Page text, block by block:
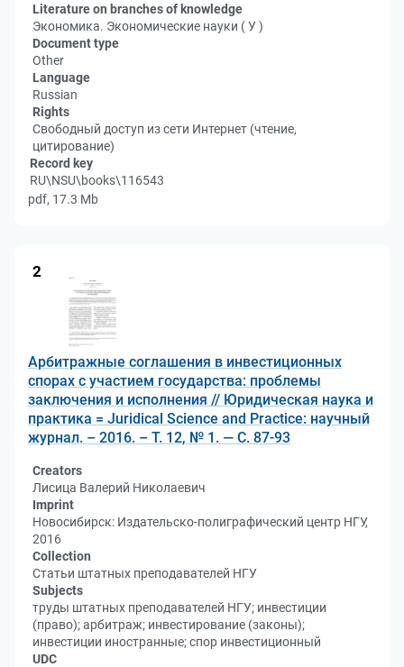
Literature on branches of knowledge
Экономика. Экономические науки ( У )
Document type
Other
Language
Russian
Rights
Свободный доступ из сети Интернет (чтение,
цитирование)
Record key
RU\NSU\books\116543
pdf, 17.3 Mb
2
Арбитражные соглашения в инвестиционных
спорах с участием государства: проблемы
заключения и исполнения // Юридическая наука и
практика = Juridical Science and Practice: научный
журнал. – 2016. – Т. 12, № 1. — С. 87-93
Creators
Лисица Валерий Николаевич
Imprint
Новосибирск: Издательско-полиграфический центр НГУ,
2016
Collection
Статьи штатных преподавателей НГУ
Subjects
труды штатных преподавателей НГУ; инвестиции
(право); арбитраж; инвестирование (законы);
инвестиции иностранные; спор инвестиционный
UDC